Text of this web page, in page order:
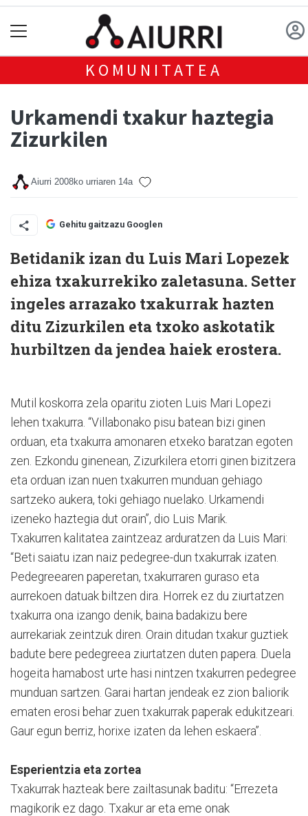
KOMUNITATEA
Urkamendi txakur haztegia
Zizurkilen
Aiurri 2008ko urriaren 14a
Gehitu gaitzazu Googlen
Betidanik izan du Luis Mari Lopezek
ehiza txakurrekiko zaletasuna. Setter
ingeles arrazako txakurrak hazten
ditu Zizurkilen eta txoko askotatik
hurbiltzen da jendea haiek erostera.
Mutil koskorra zela oparitu zioten Luis Mari Lopezi
lehen txakurra. “Villabonako pisu batean bizi ginen
orduan, eta txakurra amonaren etxeko baratzan egoten
zen. Ezkondu ginenean, Zizurkilera etorri ginen bizitzera
eta orduan izan nuen txakurren munduan gehiago
sartzeko aukera, toki gehiago nuelako. Urkamendi
izeneko haztegia dut orain”, dio Luis Marik.
Txakurren kalitatea zaintzeaz arduratzen da Luis Mari:
“Beti saiatu izan naiz pedegree-dun txakurrak izaten.
Pedegreearen paperetan, txakurraren guraso eta
aurrekoen datuak biltzen dira. Horrek ez du ziurtatzen
txakurra ona izango denik, baina badakizu bere
aurrekariak zeintzuk diren. Orain ditudan txakur guztiek
badute bere pedegreea ziurtatzen duten papera. Duela
hogeita hamabost urte hasi nintzen txakurren pedegree
munduan sartzen. Garai hartan jendeak ez zion baliorik
ematen erosi behar zuen txakurrak paperak edukitzeari.
Gaur egun berriz, horixe izaten da lehen eskaera”.
Esperientzia eta zortea
Txakurrak hazteak bere zailtasunak baditu: “Errezeta
magikorik ez dago. Txakur ar eta eme onak